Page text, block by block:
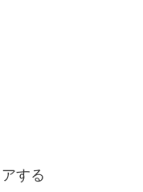
する